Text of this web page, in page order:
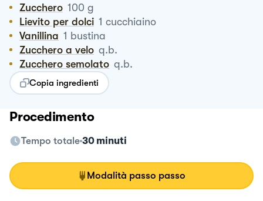
Zucchero 100 g
Lievito per dolci 1 cucchiaino
Vanillina 1 bustina
Zucchero a velo q.b.
Zucchero semolato q.b.
Copia ingredienti
Procedimento
Tempo totale 30 minuti
Modalità passo passo